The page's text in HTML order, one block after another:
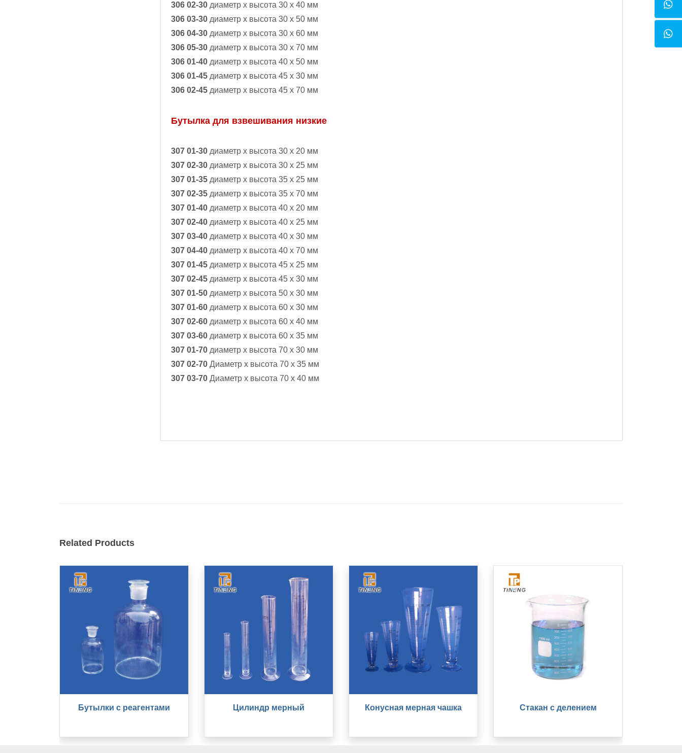
306 02-30 диаметр х высота 30 х 40 мм
306 03-30 диаметр х высота 30 х 50 мм
306 04-30 диаметр х высота 30 х 60 мм
306 05-30 диаметр х высота 30 х 70 мм
306 01-40 диаметр х высота 40 х 50 мм
306 01-45 диаметр х высота 45 х 30 мм
306 02-45 диаметр х высота 45 х 70 мм
Бутылка для взвешивания низкие
307 01-30 диаметр х высота 30 х 20 мм
307 02-30 диаметр х высота 30 х 25 мм
307 01-35 диаметр х высота 35 х 25 мм
307 02-35 диаметр х высота 35 х 70 мм
307 01-40 диаметр х высота 40 х 20 мм
307 02-40 диаметр х высота 40 х 25 мм
307 03-40 диаметр х высота 40 х 30 мм
307 04-40 диаметр х высота 40 х 70 мм
307 01-45 диаметр х высота 45 х 25 мм
307 02-45 диаметр х высота 45 х 30 мм
307 01-50 диаметр х высота 50 х 30 мм
307 01-60 диаметр х высота 60 х 30 мм
307 02-60 диаметр х высота 60 х 40 мм
307 03-60 диаметр х высота 60 х 35 мм
307 01-70 диаметр х высота 70 х 30 мм
307 02-70 Диаметр х высота 70 х 35 мм
307 03-70 Диаметр х высота 70 х 40 мм
Related Products
Бутылки с реагентами Цилиндр мерный Конусная мерная чашка Стакан с делением